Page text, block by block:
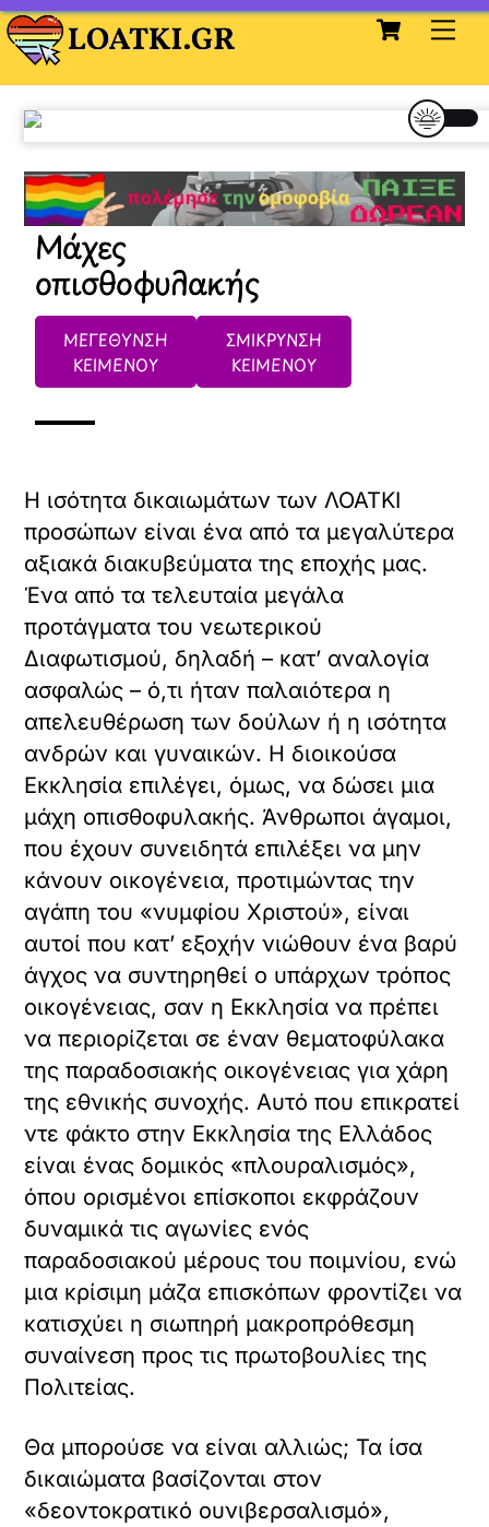
Skip
to
content
Cart
Μάχες
οπισθοφυλακής
ΜΕΓΕΘΥΝΣΗ
ΚΕΙΜΕΝΟΥ
ΣΜΙΚΡΥΝΣΗ
ΚΕΙΜΕΝΟΥ
Η ισότητα δικαιωμάτων των ΛΟΑΤΚΙ
προσώπων είναι ένα από τα μεγαλύτερα
αξιακά διακυβεύματα της εποχής μας.
Ένα από τα τελευταία μεγάλα
προτάγματα του νεωτερικού
Διαφωτισμού, δηλαδή – κατ’ αναλογία
ασφαλώς – ό,τι ήταν παλαιότερα η
απελευθέρωση των δούλων ή η ισότητα
ανδρών και γυναικών. Η διοικούσα
Εκκλησία επιλέγει, όμως, να δώσει μια
μάχη οπισθοφυλακής. Άνθρωποι άγαμοι,
που έχουν συνειδητά επιλέξει να μην
κάνουν οικογένεια, προτιμώντας την
αγάπη του «νυμφίου Χριστού», είναι
αυτοί που κατ’ εξοχήν νιώθουν ένα βαρύ
άγχος να συντηρηθεί ο υπάρχων τρόπος
οικογένειας, σαν η Εκκλησία να πρέπει
να περιορίζεται σε έναν θεματοφύλακα
της παραδοσιακής οικογένειας για χάρη
της εθνικής συνοχής. Αυτό που επικρατεί
ντε φάκτο στην Εκκλησία της Ελλάδος
είναι ένας δομικός «πλουραλισμός»,
όπου ορισμένοι επίσκοποι εκφράζουν
δυναμικά τις αγωνίες ενός
παραδοσιακού μέρους του ποιμνίου, ενώ
μια κρίσιμη μάζα επισκόπων φροντίζει να
κατισχύει η σιωπηρή μακροπρόθεσμη
συναίνεση προς τις πρωτοβουλίες της
Πολιτείας.
Θα μπορούσε να είναι αλλιώς; Τα ίσα
δικαιώματα βασίζονται στον
«δεοντοκρατικό ουνιβερσαλισμό»,